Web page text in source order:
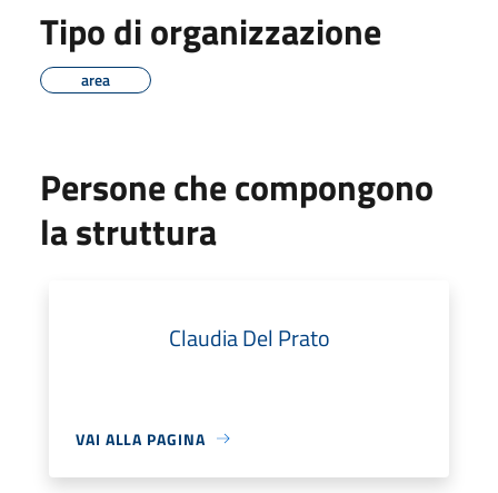
Tipo di organizzazione
area
Persone che compongono
la struttura
Claudia Del Prato
VAI ALLA PAGINA